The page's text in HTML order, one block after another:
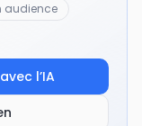
audience
l’IA